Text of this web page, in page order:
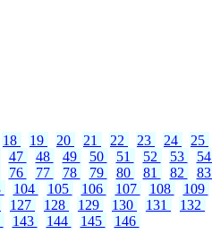
18 19 20 21 22 23 24 25
47 48 49 50 51 52 53 54
76 77 78 79 80 81 82 83
104 105 106 107 108 109
127 128 129 130 131 132
143 144 145 146